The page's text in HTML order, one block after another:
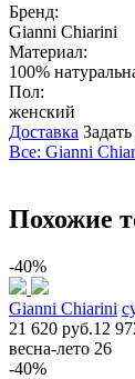
Бренд:
Gianni Chiarini
Материал:
100%
Пол:
женский
Доставка
Все: Gianni
Похожие
-40%
Gianni Chiarini
21 620 руб.12
весна-лето 26
-40%